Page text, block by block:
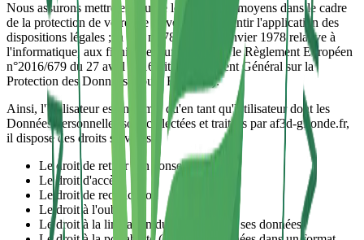
Nous assurons mettre en œuvre les meilleurs moyens dans le cadre
de la protection de votre vie privée et de garantir l'application des
dispositions légales ; la Loi n° 78-17 du 6 janvier 1978 relative à
l'informatique, aux fichiers et aux libertés et le Règlement Européen
n°2016/679 du 27 avril 2016 dit « Règlement Général sur la
Protection des Données » ou « RGPD »).
Ainsi, l'Utilisateur est informé, qu'en tant qu'Utilisateur dont les
Données personnelles sont collectées et traitées par af3d-gironde.fr,
il dispose des droits suivants :
Le droit de retirer son consentement
Le droit d'accès
Le droit de rectification
Le droit à l'oubli
Le droit à la limitation du traitement de ses données